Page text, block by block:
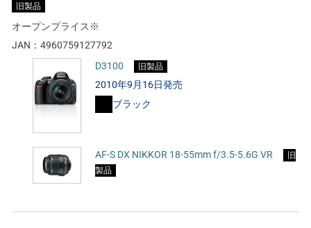
旧製品
オープンプライス※
JAN： 4960759127792
D3100
旧製品
2010年9月16日発売
ブラック
AF-S DX NIKKOR 18-55mm f/3.5-5.6G VR
旧
製品